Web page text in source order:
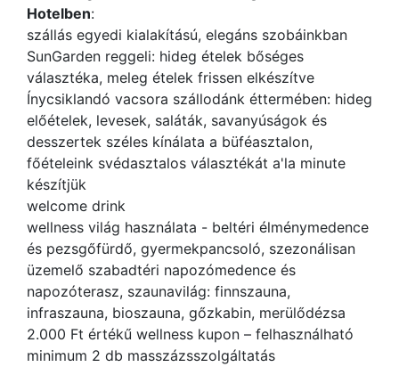
Hotelben:
szállás egyedi kialakítású, elegáns szobáinkban
SunGarden reggeli: hideg ételek bőséges
választéka, meleg ételek frissen elkészítve
Ínycsiklandó vacsora szállodánk éttermében: hideg
előételek, levesek, saláták, savanyúságok és
desszertek széles kínálata a büféasztalon,
főételeink svédasztalos választékát a'la minute
készítjük
welcome drink
wellness világ használata - beltéri élménymedence
és pezsgőfürdő, gyermekpancsoló, szezonálisan
üzemelő szabadtéri napozómedence és
napozóterasz, szaunavilág: finnszauna,
infraszauna, bioszauna, gőzkabin, merülődézsa
2.000 Ft értékű wellness kupon – felhasználható
minimum 2 db masszázsszolgáltatás